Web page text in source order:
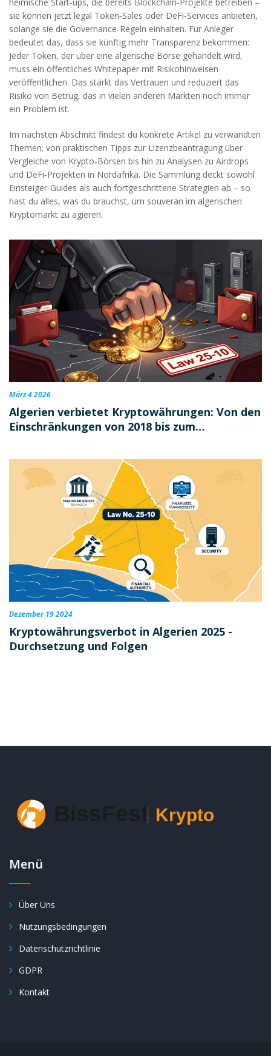
sie können jetzt legal Token‑Sales oder DeFi‑Services anbieten,
solange sie die Governance‑Regeln einhalten. Für Anleger
bedeutet das, dass sie künftig mehr Transparenz bekommen:
Jeder Token, der über eine algerische Börse gehandelt wird,
muss ein öffentliches Whitepaper mit Risikohinweisen
veröffentlichen. Das stärkt das Vertrauen und reduziert das
Risiko von Betrug, das in vielen anderen Märkten noch immer
ein Problem ist.
Im nächsten Abschnitt findest du konkrete Artikel zu verwandten
Themen: von praktischen Tipps zur Lizenzbeantragung über
Vergleiche von Krypto‑Börsen bis hin zu Analysen zu Airdrops
und DeFi‑Projekten in Nordafrika. Die Sammlung deckt sowohl
Einsteiger‑Guides als auch fortgeschrittene Strategien ab – so
hast du alles, was du brauchst, um souverän im algerischen
Kryptomarkt zu agieren.
März 4 2026
Algerien verbietet Kryptowährungen: Von den
Einschränkungen von 2018 bis zum
Dezember 19 2024
Kryptowährungsverbot in Algerien 2025 -
Durchsetzung und Folgen
Menü
Über Uns
Nutzungsbedingungen
Datenschutzrichtlinie
GDPR
Kontakt